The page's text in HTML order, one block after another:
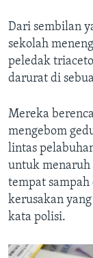
Dari sembilan
sekolah
peledak
darurat di
Mereka
mengebom
lintas
untuk menaruh
tempat
kerusakan
kata polisi.